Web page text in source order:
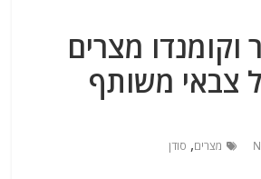
וקומנדו מצרים
צבאי משותף
מצרים, סודן